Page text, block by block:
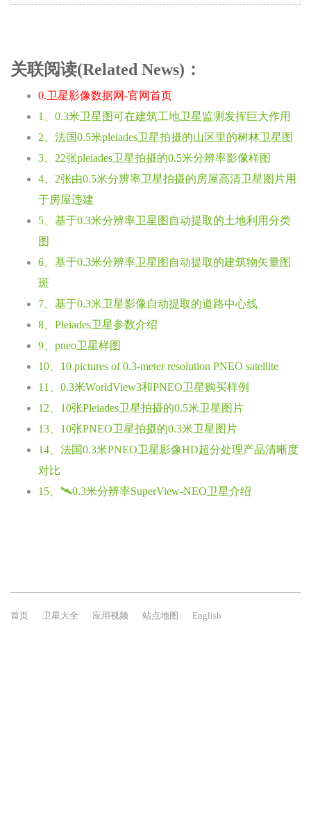
关联阅读(Related News)：
0.卫星影像数据网-官网首页
1、0.3米卫星图可在建筑工地卫星监测发挥巨大作用
2、法国0.5米pleiades卫星拍摄的山区里的树林卫星图
3、22张pleiades卫星拍摄的0.5米分辨率影像样图
4、2张由0.5米分辨率卫星拍摄的房屋高清卫星图片用
于房屋违建
5、基于0.3米分辨率卫星图自动提取的土地利用分类
图
6、基于0.3米分辨率卫星图自动提取的建筑物矢量图
斑
7、基于0.3米卫星影像自动提取的道路中心线
8、Pleiades卫星参数介绍
9、pneo卫星样图
10、10 pictures of 0.3-meter resolution PNEO satellite
11、0.3米WorldView3和PNEO卫星购买样例
12、10张Pleiades卫星拍摄的0.5米卫星图片
13、10张PNEO卫星拍摄的0.3米卫星图片
14、法国0.3米PNEO卫星影像HD超分处理产品清晰度
对比
15、🛰️0.3米分辨率SuperView-NEO卫星介绍
首页 卫星大全 应用视频 站点地图 English